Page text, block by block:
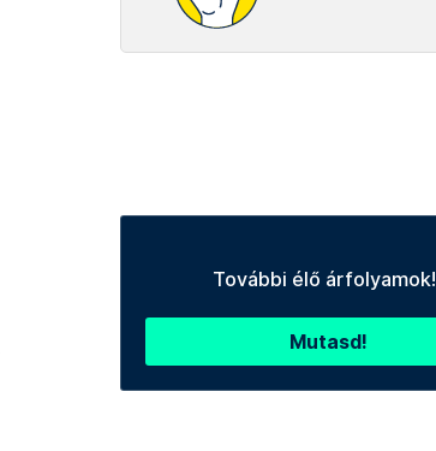
További élő árfolyamok!
Mutasd!